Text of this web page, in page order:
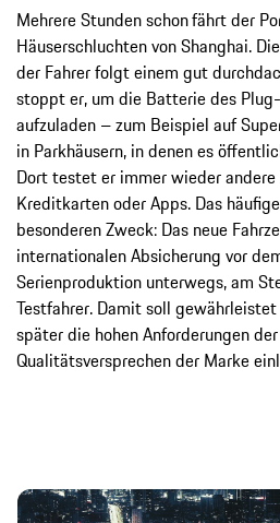
Mehrere Stunden schonfährt der
Häuserschluchten von Shanghai.
der Fahrer folgt einem gut
stoppt er, um die Batterie des
aufzuladen – zum Beispiel auf
in Parkhäusern, in denen es
Dort testet er immer wieder
Kreditkarten oder Apps. Das
besonderen Zweck: Das neue
internationalen Absicherung vor
Serienproduktion unterwegs, am
Testfahrer. Damit soll
später die hohen Anforderungen
Qualitätsversprechen der Marke